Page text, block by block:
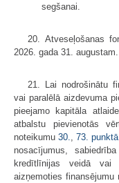
segšanai.
20. Atveseļošanas
2026. gada 31. augustam.
21. Lai nodrošinātu
vai paralēlā aizdevuma
pieejamo kapitāla
atbalstu pievienotās
noteikumu 30., 73. punktā
nosacījumus,
kredītlīnijas veidā
aizņemoties